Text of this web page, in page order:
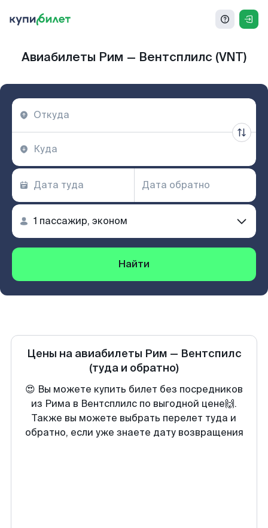
Авиабилеты Рим — Вентсплилс (VNT)
Найти
Цены на авиабилеты Рим — Вентспилс
(туда и обратно)
😍 Вы можете купить билет без посредников
из Рима в Вентсплилс по выгодной цене🙌.
Также вы можете выбрать перелет туда и
обратно, если уже знаете дату возвращения